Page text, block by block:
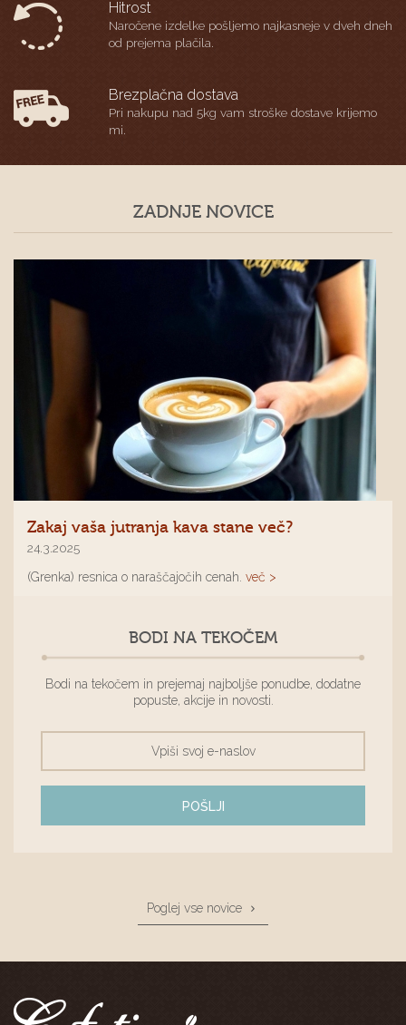
Hitrost
Naročene izdelke pošljemo najkasneje v dveh dneh
od prejema plačila.
Brezplačna dostava
Pri nakupu nad 5kg vam stroške dostave krijemo
mi.
ZADNJE NOVICE
Zakaj vaša jutranja kava stane več?
24.3.2025
(Grenka) resnica o naraščajočih cenah. več >
BODI NA TEKOČEM
Bodi na tekočem in prejemaj najboljše ponudbe, dodatne
popuste, akcije in novosti.
POŠLJI
Poglej vse novice